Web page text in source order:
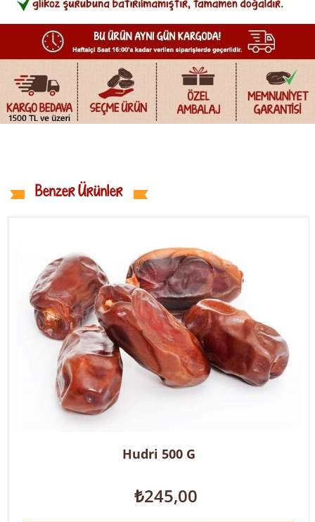
Benzer Ürünler
Hudri 500 G
₺245,00